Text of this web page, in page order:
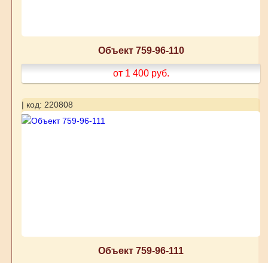
Объект 759-96-110
от 1 400 руб.
| код: 220808
Объект 759-96-111